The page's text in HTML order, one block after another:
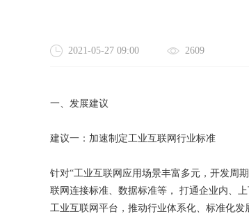
2021-05-27 09:00 2609
一、发展建议
建议一：加速制定工业互联网行业标准
针对“工业互联网应用场景丰富多元，开发周
联网连接标准、数据标准等， 打通企业内、
工业互联网平台，推动行业体系化、标准化发